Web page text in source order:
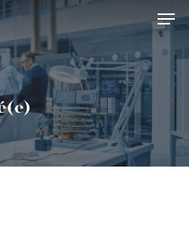
or ESC to close